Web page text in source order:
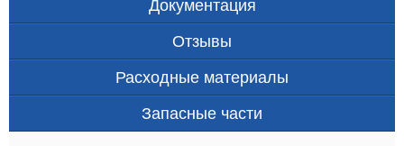
Документация
Отзывы
Расходные материалы
Запасные части